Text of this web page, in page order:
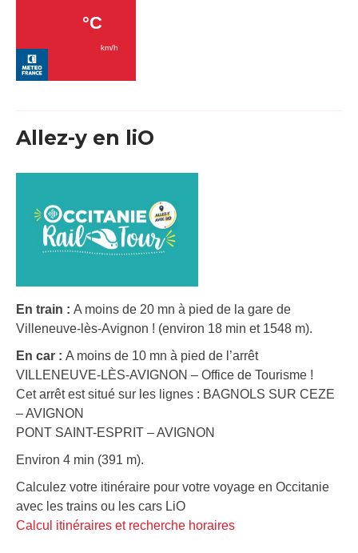
Allez-y en liO
En train : A moins de 20 mn à pied de la gare de
Villeneuve-lès-Avignon ! (environ 18 min et 1548 m).
En car : A moins de 10 mn à pied de l’arrêt
VILLENEUVE-LÈS-AVIGNON – Office de Tourisme !
Cet arrêt est situé sur les lignes : BAGNOLS SUR CEZE
– AVIGNON
PONT SAINT-ESPRIT – AVIGNON
Environ 4 min (391 m).
Calculez votre itinéraire pour votre voyage en Occitanie
avec les trains ou les cars LiO
Calcul itinéraires et recherche horaires